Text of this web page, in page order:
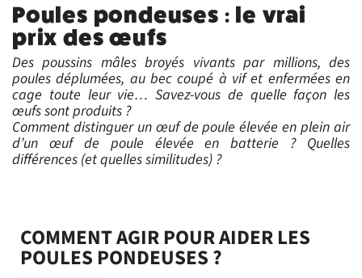
Poules pondeuses : le vrai
prix des œufs
Des poussins mâles broyés vivants par millions, des
poules déplumées, au bec coupé à vif et enfermées en
cage toute leur vie… Savez-vous de quelle façon les
œufs sont produits ?
Comment distinguer un œuf de poule élevée en plein air
d’un œuf de poule élevée en batterie ? Quelles
différences (et quelles similitudes) ?
COMMENT AGIR POUR AIDER LES
POULES PONDEUSES ?